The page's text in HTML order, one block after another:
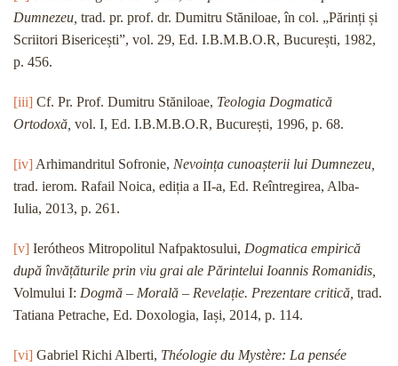
Dumnezeu, trad. pr. prof. dr. Dumitru Stăniloae, în col. „Părinți și
Scriitori Bisericești”, vol. 29, Ed. I.B.M.B.O.R, București, 1982,
p. 456.
[iii] Cf. Pr. Prof. Dumitru Stăniloae, Teologia Dogmatică
Ortodoxă, vol. I, Ed. I.B.M.B.O.R, București, 1996, p. 68.
[iv] Arhimandritul Sofronie, Nevoința cunoașterii lui Dumnezeu,
trad. ierom. Rafail Noica, ediția a II-a, Ed. Reîntregirea, Alba-
Iulia, 2013, p. 261.
[v] Ierótheos Mitropolitul Nafpaktosului, Dogmatica empirică
după învățăturile prin viu grai ale Părintelui Ioannis Romanidis,
Volmului I: Dogmă – Morală – Revelație. Prezentare critică, trad.
Tatiana Petrache, Ed. Doxologia, Iași, 2014, p. 114.
[vi] Gabriel Richi Alberti, Théologie du Mystère: La pensée